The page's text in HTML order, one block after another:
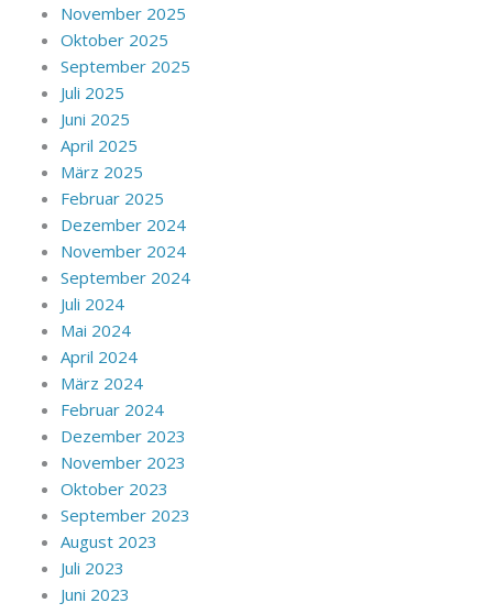
November 2025
Oktober 2025
September 2025
Juli 2025
Juni 2025
April 2025
März 2025
Februar 2025
Dezember 2024
November 2024
September 2024
Juli 2024
Mai 2024
April 2024
März 2024
Februar 2024
Dezember 2023
November 2023
Oktober 2023
September 2023
August 2023
Juli 2023
Juni 2023